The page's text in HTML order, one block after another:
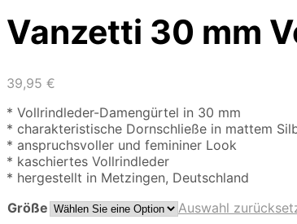
Vanzetti 30 mm
39,95 €
* Vollrindleder-Damengürtel in 30 mm
* charakteristische Dornschließe in mattem
* anspruchsvoller und femininer Look
* kaschiertes Vollrindleder
* hergestellt in Metzingen, Deutschland
Größe
Auswahl